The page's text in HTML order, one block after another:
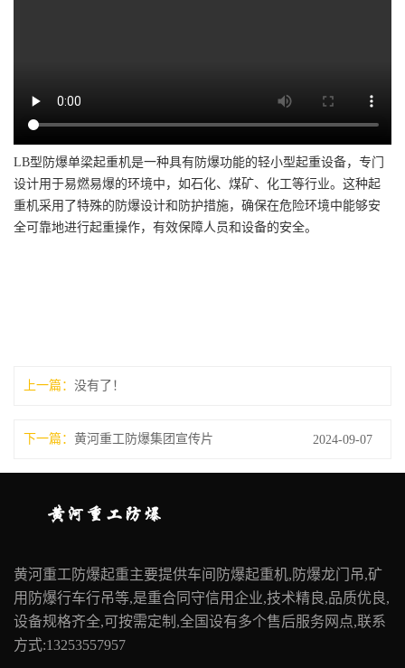
LB型防爆单梁起重机‌是一种具有防爆功能的轻小型起重设备，专门
设计用于易燃易爆的环境中，如石化、煤矿、化工等行业。这种起
重机采用了特殊的防爆设计和防护措施，确保在危险环境中能够安
全可靠地进行起重操作，有效保障人员和设备的安全。
上一篇： 没有了！
下一篇： 黄河重工防爆集团宣传片 2024-09-07
黄河重工防爆起重主要提供车间防爆起重机,防爆龙门吊,矿
用防爆行车行吊等,是重合同守信用企业,技术精良,品质优良,
设备规格齐全,可按需定制,全国设有多个售后服务网点,联系
方式:13253557957